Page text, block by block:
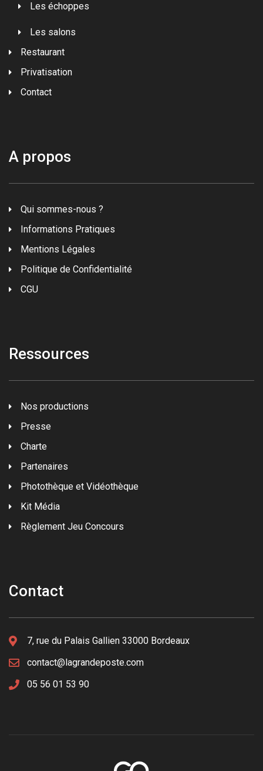
Les échoppes
Les salons
Restaurant
Privatisation
Contact
A propos
Qui sommes-nous ?
Informations Pratiques
Mentions Légales
Politique de Confidentialité
CGU
Ressources
Nos productions
Presse
Charte
Partenaires
Photothèque et Vidéothèque
Kit Média
Règlement Jeu Concours
Contact
7, rue du Palais Gallien 33000 Bordeaux
contact@lagrandeposte.com
05 56 01 53 90